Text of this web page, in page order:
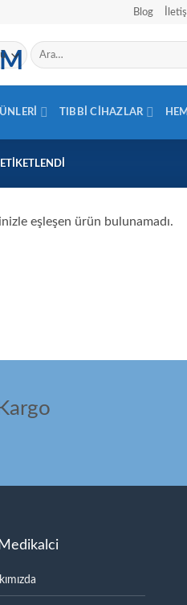
Blog
Ara:
TIBBI CIHAZLAR
eşleşen ürün bulunamadı.